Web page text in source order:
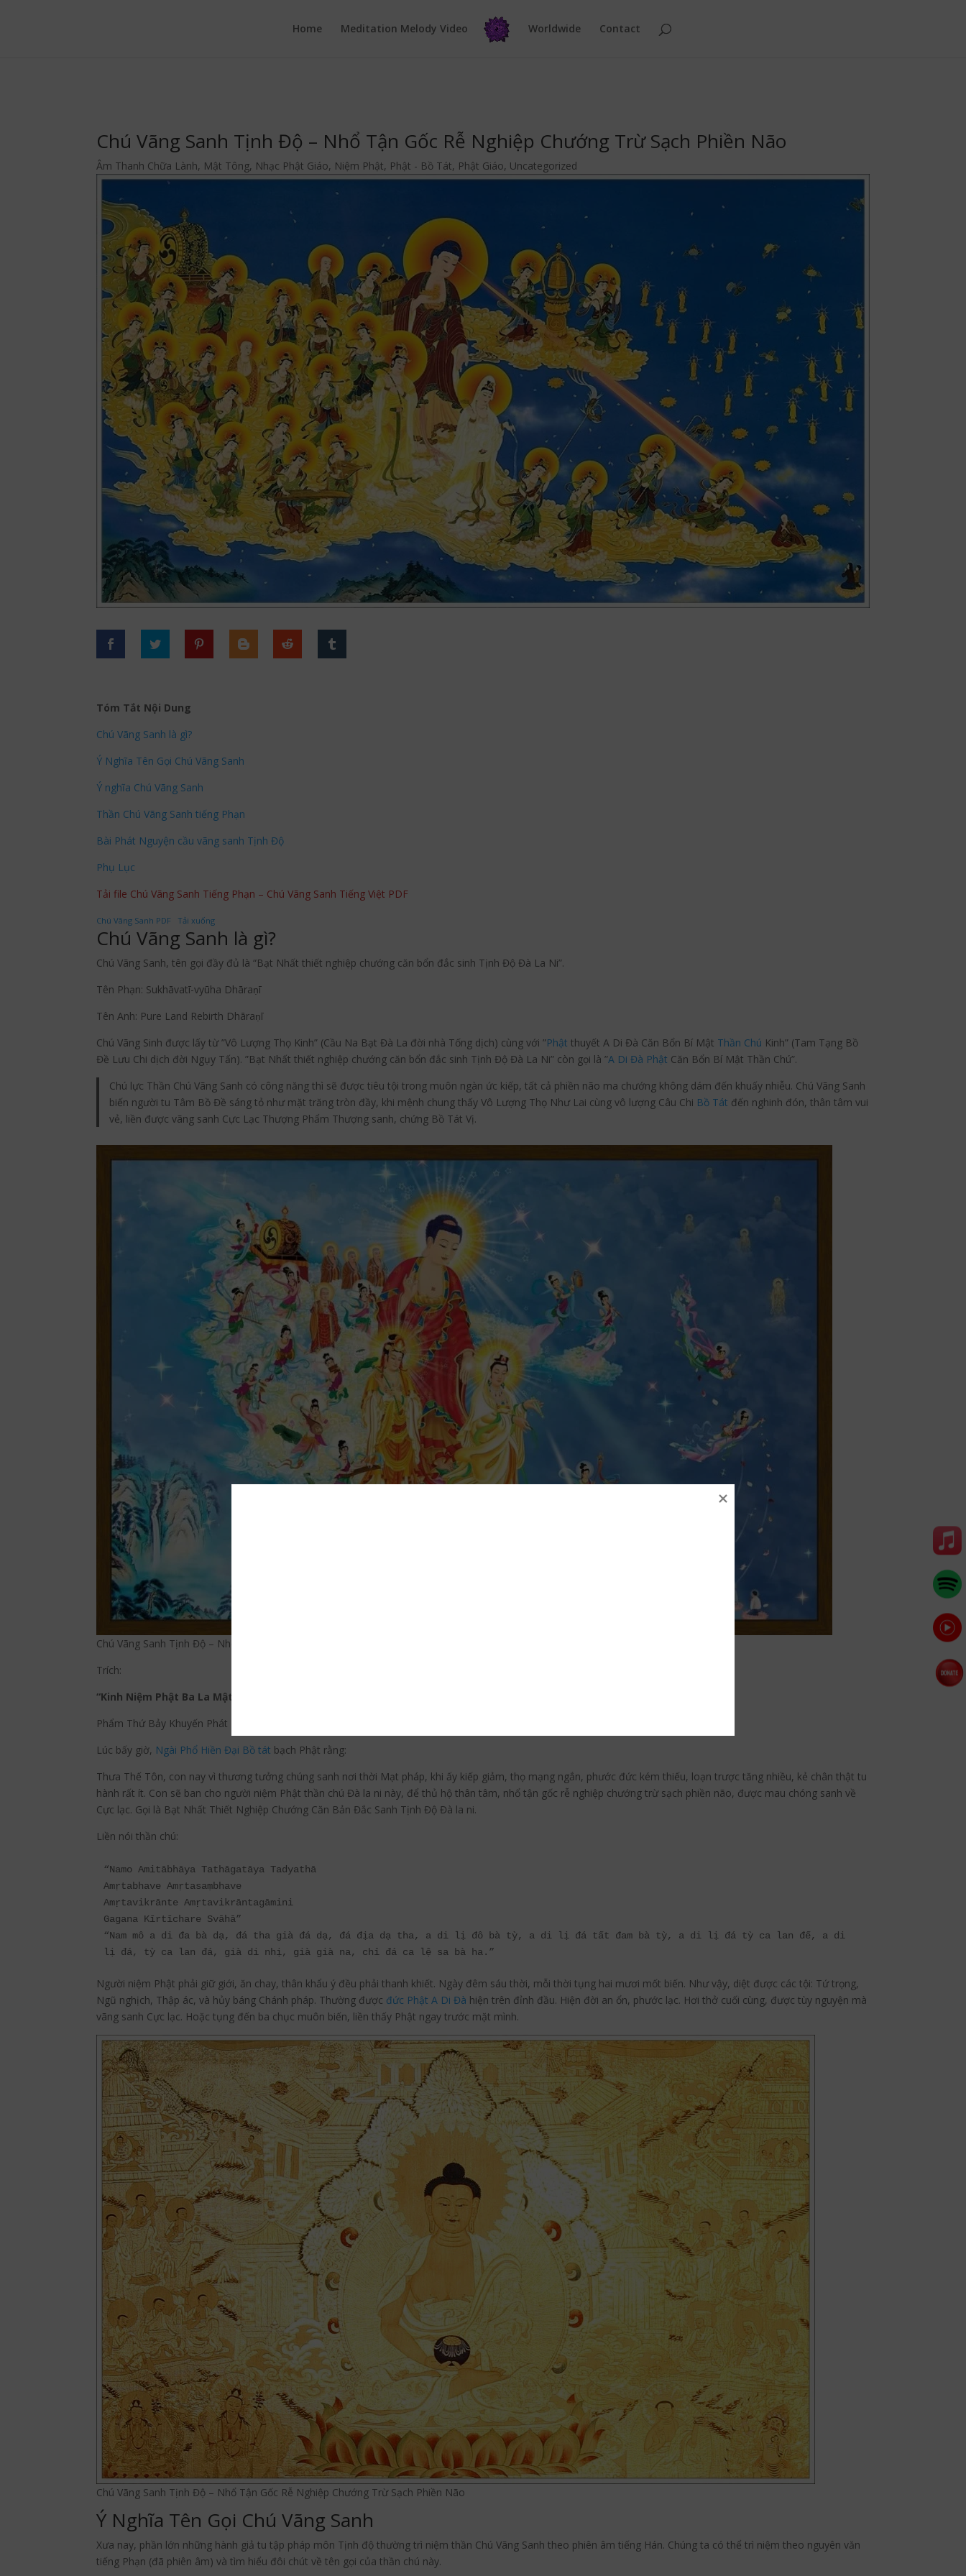
Home
Meditation Melody Video Worldwide Contact
Chú Vãng Sanh Tịnh Độ – Nhổ Tận Gốc Rễ Nghiệp Chướng Trừ Sạch Phiền Não
Âm Thanh Chữa Lành, Mật Tông, Nhạc Phật Giáo, Niệm Phật, Phật - Bồ Tát, Phật Giáo, Uncategorized
Tóm Tắt Nội Dung
Chú Vãng Sanh là gì?
Ý Nghĩa Tên Gọi Chú Vãng Sanh
Ý nghĩa Chú Vãng Sanh
Thần Chú Vãng Sanh tiếng Phạn
Bài Phát Nguyện cầu vãng sanh Tịnh Độ
Phụ Lục
Tải file Chú Vãng Sanh Tiếng Phạn – Chú Vãng Sanh Tiếng Việt PDF
Chú Vãng Sanh PDF Tải xuống
Chú Vãng Sanh là gì?
Chú Vãng Sanh, tên gọi đầy đủ là “Bạt Nhất thiết nghiệp chướng căn bổn đắc sinh Tịnh Độ Đà La Ni”.
Tên Phạn: Sukhāvatī-vyūha Dhāraṇī
Tên Anh: Pure Land Rebirth Dhāraṇī
Chú Vãng Sinh được lấy từ ”Vô Lượng Thọ Kinh” (Cầu Na Bạt Đà La đời nhà Tống dịch) cùng với ”Phật thuyết A Di Đà Căn Bổn Bí Mật Thần Chú Kinh” (Tam Tạng Bồ
Đề Lưu Chi dịch đời Ngụy Tấn). ”Bạt Nhất thiết nghiệp chướng căn bổn đắc sinh Tịnh Độ Đà La Ni” còn gọi là ”A Di Đà Phật Căn Bổn Bí Mật Thần Chú”.
Chú lực Thần Chú Vãng Sanh có công năng thì sẽ được tiêu tội trong muôn ngàn ức kiếp, tất cả phiền não ma chướng không dám đến khuấy nhiễu. Chú Vãng Sanh
biến người tu Tâm Bồ Đề sáng tỏ như mặt trăng tròn đầy, khi mệnh chung thấy Vô Lượng Thọ Như Lai cùng vô lượng Câu Chi Bồ Tát đến nghinh đón, thân tâm vui
vẻ, liền được vãng sanh Cực Lạc Thượng Phẩm Thượng sanh, chứng Bồ Tát Vị.
Pinterest Blogger
Chú Vãng Sanh Tịnh Độ – Nhổ Tận Gốc Rễ Nghiệp Chướng Trừ Sạch Phiền Não
Trích:
“Kinh Niệm Phật Ba La Mật chép rằng :
Phẩm Thứ Bảy Khuyến Phát Niệm Phật Và Đọc Tụng Chơn Ngôn
Lúc bấy giờ, Ngài Phổ Hiền Đại Bồ tát bạch Phật rằng:
Thưa Thế Tôn, con nay vì thương tưởng chúng sanh nơi thời Mạt pháp, khi ấy kiếp giảm, thọ mạng ngắn, phước đức kém thiếu, loạn trược tăng nhiều, kẻ chân thật tu
hành rất ít. Con sẽ ban cho người niệm Phật thần chú Đà la ni này, để thủ hộ thân tâm, nhổ tận gốc rễ nghiệp chướng trừ sạch phiền não, được mau chóng sanh về
Cực lạc. Gọi là Bạt Nhất Thiết Nghiệp Chướng Căn Bản Đắc Sanh Tịnh Độ Đà la ni.
Liền nói thần chú:
“Namo Amitābhāya Tathāgatāya Tadyathā
Amṛtabhave Amṛtasaṃbhave
Amṛtavikrānte Amṛtavikrāntagāmini
Gagana Kīrtīchare Svāhā”
“Nam mô a di đa bà dạ, đá tha già đá dạ, đá địa dạ tha, a di lị đô bà tỳ, a di lị đá tất đam bà tỳ, a di lị đá tỳ ca lan đế, a di
Người niệm Phật phải giữ giới, ăn chay, thân khẩu ý đều phải thanh khiết. Ngày đêm sáu thời, mỗi thời tụng hai mươi mốt biến. Như vậy, diệt được các tội: Tứ trọng,
Ngũ nghịch, Thập ác, và hủy báng Chánh pháp. Thường được đức Phật A Di Đà hiện trên đỉnh đầu. Hiện đời an ổn, phước lạc. Hơi thở cuối cùng, được tùy nguyện mà
vãng sanh Cực lạc. Hoặc tụng đến ba chục muôn biến, liền thấy Phật ngay trước mặt mình.
Facebook Twitter Pinterest Blogger reddit
Chú Vãng Sanh Tịnh Độ – Nhổ Tận Gốc Rễ Nghiệp Chướng Trừ Sạch Phiền Não
Ý Nghĩa Tên Gọi Chú Vãng Sanh
Xưa nay, phần lớn những hành giả tu tập pháp môn Tịnh độ thường trì niệm thần Chú Vãng Sanh theo phiên âm tiếng Hán. Chúng ta có thể trì niệm theo nguyên văn
tiếng Phạn (đã phiên âm) và tìm hiểu đôi chút về tên gọi của thần chú này.